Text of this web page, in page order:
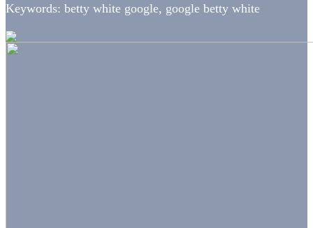
Keywords: betty white google, google betty white